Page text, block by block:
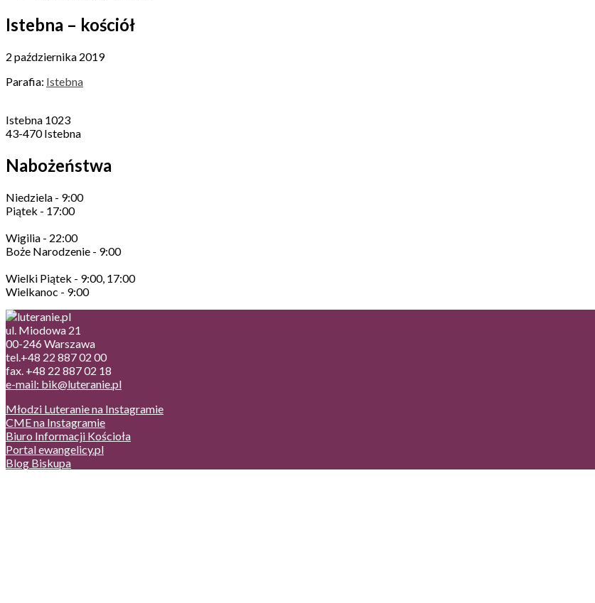
Istebna – kościół
2 października 2019
Parafia: Istebna
Istebna 1023
43-470 Istebna
Nabożeństwa
Niedziela - 9:00
Piątek - 17:00
Wigilia - 22:00
Boże Narodzenie - 9:00
Wielki Piątek - 9:00, 17:00
Wielkanoc - 9:00
ul. Miodowa 21
00-246 Warszawa
tel.+48 22 887 02 00
fax. +48 22 887 02 18
e-mail: bik@luteranie.pl
Młodzi Luteranie na Instagramie
CME na Instagramie
Biuro Informacji Kościoła
Portal ewangelicy.pl
Blog Biskupa